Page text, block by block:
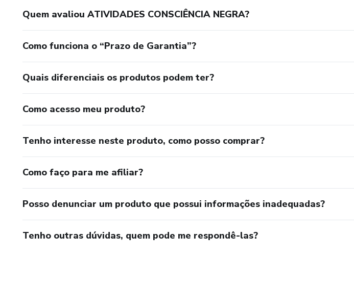
Quem avaliou ATIVIDADES CONSCIÊNCIA NEGRA?
Como funciona o “Prazo de Garantia”?
Quais diferenciais os produtos podem ter?
Como acesso meu produto?
Tenho interesse neste produto, como posso comprar?
Como faço para me afiliar?
Posso denunciar um produto que possui informações inadequadas?
Tenho outras dúvidas, quem pode me respondê-las?